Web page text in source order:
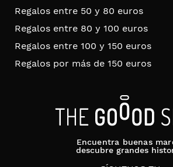
Regalos entre 50 y 80 euros
Regalos entre 80 y 100 euros
Regalos entre 100 y 150 euros
Regalos por más de 150 euros
Encuentra buenas
descubre grandes